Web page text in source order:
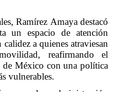
Ramírez Amaya destacó
un espacio de atención
a quienes atraviesan
reafirmando el
México con una política
vulnerables.